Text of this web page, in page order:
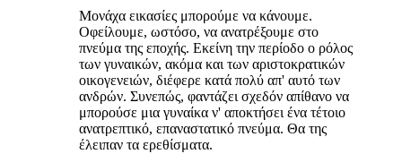
Μονάχα εικασίες μπορούμε να κάνουμε.
Οφείλουμε, ωστόσο, να ανατρέξουμε στο
πνεύμα της εποχής. Εκείνη την περίοδο ο ρόλος
των γυναικών, ακόμα και των αριστοκρατικών
οικογενειών, διέφερε κατά πολύ απ' αυτό των
ανδρών. Συνεπώς, φαντάζει σχεδόν απίθανο να
μπορούσε μια γυναίκα ν' αποκτήσει ένα τέτοιο
ανατρεπτικό, επαναστατικό πνεύμα. Θα της
έλειπαν τα ερεθίσματα.